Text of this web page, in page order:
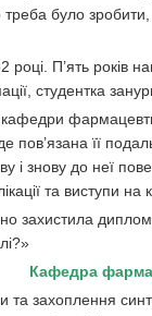
треба було
році. П’ять років
студентка
її
знову до неї
та виступи
захистила
Кафедра
та захоплення